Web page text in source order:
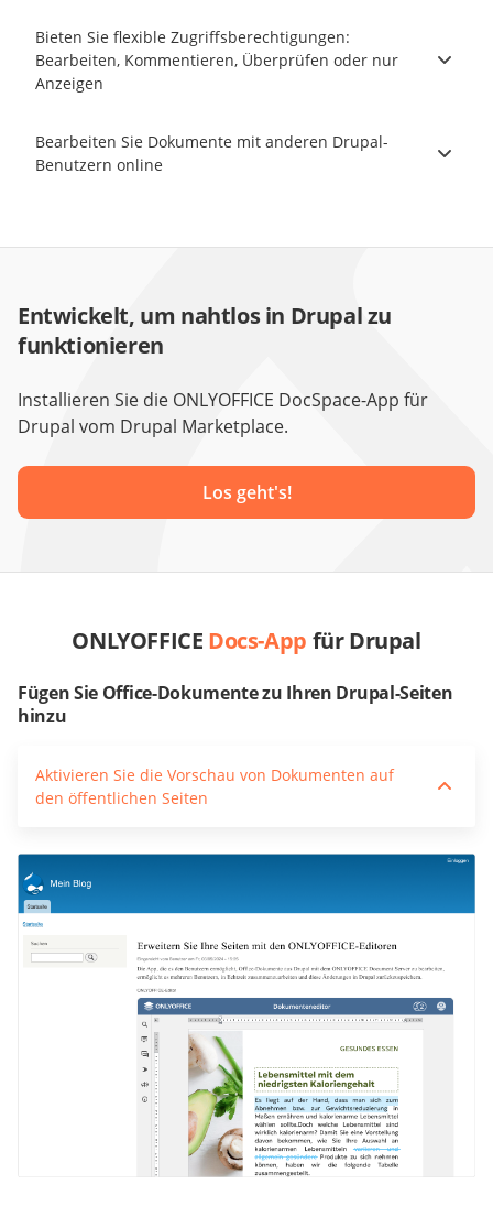
Bieten Sie flexible Zugriffsberechtigungen:
Bearbeiten, Kommentieren, Überprüfen oder nur
Anzeigen
Bearbeiten Sie Dokumente mit anderen Drupal-
Benutzern online
Entwickelt, um nahtlos in Drupal zu
funktionieren
Installieren Sie die ONLYOFFICE DocSpace-App für
Drupal vom Drupal Marketplace.
Los geht's!
ONLYOFFICE Docs-App für Drupal
Fügen Sie Office-Dokumente zu Ihren Drupal-Seiten
hinzu
Aktivieren Sie die Vorschau von Dokumenten auf
den öffentlichen Seiten